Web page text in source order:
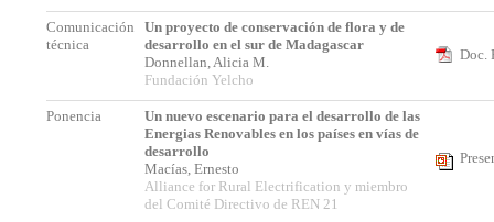
Comunicación
técnica
Un proyecto de conservación de flora y de
desarrollo en el sur de Madagascar
Donnellan, Alicia M.
Fundación Yelcho
Doc.
Ponencia
Un nuevo escenario para el desarrollo de las
Energias Renovables en los países en vías de
desarrollo
Macías, Ernesto
Alliance for Rural Electrification y miembro
del Comité Directivo de REN 21